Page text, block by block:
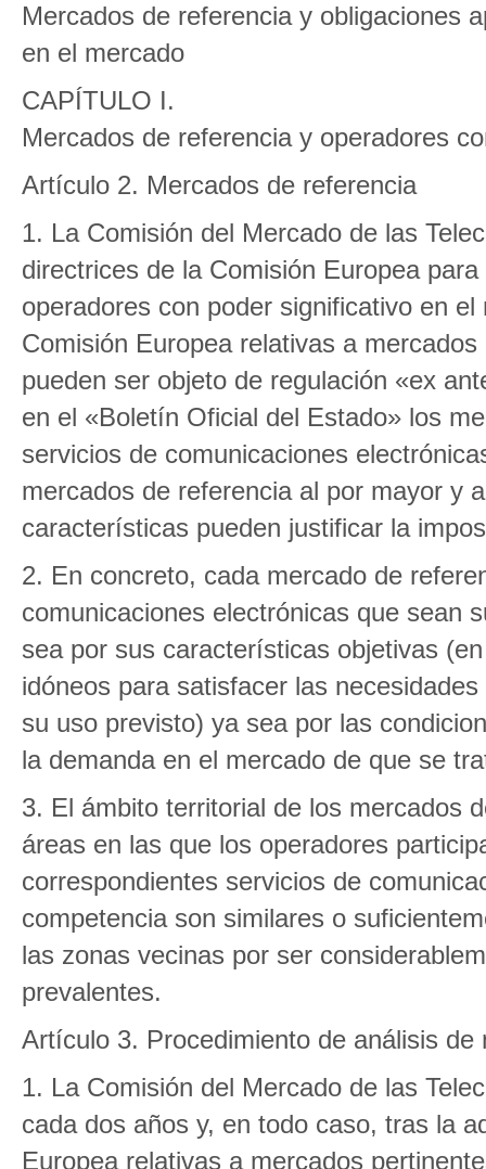
Mercados de referencia y obligaciones
en el mercado
CAPÍTULO I.
Mercados de referencia y operadores
Artículo 2. Mercados de referencia
1. La Comisión del Mercado de las
directrices de la Comisión Europea
operadores con poder significativo en
Comisión Europea relativas a
pueden ser objeto de regulación «ex
en el «Boletín Oficial del Estado» los
servicios de comunicaciones
mercados de referencia al por mayor y
características pueden justificar la
2. En concreto, cada mercado de
comunicaciones electrónicas que sean
sea por sus características objetivas
idóneos para satisfacer las
su uso previsto) ya sea por las
la demanda en el mercado de que se
3. El ámbito territorial de los mercados
áreas en las que los operadores
correspondientes servicios de
competencia son similares o
las zonas vecinas por ser
prevalentes.
Artículo 3. Procedimiento de análisis de
1. La Comisión del Mercado de las
cada dos años y, en todo caso, tras la
Europea relativas a mercados